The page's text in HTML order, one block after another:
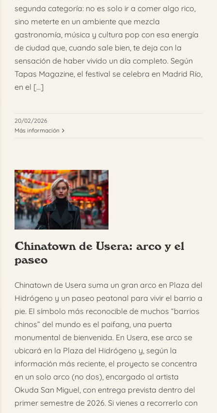
segunda categoría: no es solo ir a comer algo rico,
sino meterte en un ambiente que mezcla
gastronomía, música y cultura pop con esa energía
de ciudad que, cuando sale bien, te deja con la
sensación de haber vivido un día completo. Según
Tapas Magazine, el festival se celebra en Madrid Río,
en el [...]
20/02/2026
Más información
Chinatown de Usera: arco y el
paseo
Chinatown de Usera suma un gran arco en Plaza del
Hidrógeno y un paseo peatonal para vivir el barrio a
pie. El símbolo más reconocible de muchos “barrios
chinos” del mundo es el paifang, una puerta
monumental de bienvenida. En Usera, ese arco se
ubicará en la Plaza del Hidrógeno y, según la
información más reciente, el proyecto se concentra
en un solo arco (no dos), encargado al artista
Okuda San Miguel, con entrega prevista dentro del
primer semestre de 2026. Si vienes a recorrerlo con